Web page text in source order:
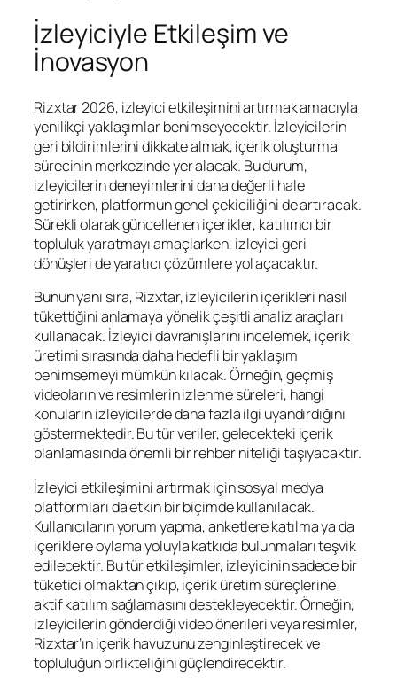
İzleyiciyle Etkileşim ve
İnovasyon
Rizxtar 2026, izleyici etkileşimini artırmak amacıyla
yenilikçi yaklaşımlar benimseyecektir. İzleyicilerin
geri bildirimlerini dikkate almak, içerik oluşturma
sürecinin merkezinde yer alacak. Bu durum,
izleyicilerin deneyimlerini daha değerli hale
getirirken, platformun genel çekiciliğini de artıracak.
Sürekli olarak güncellenen içerikler, katılımcı bir
topluluk yaratmayı amaçlarken, izleyici geri
dönüşleri de yaratıcı çözümlere yol açacaktır.
Bunun yanı sıra, Rizxtar, izleyicilerin içerikleri nasıl
tükettiğini anlamaya yönelik çeşitli analiz araçları
kullanacak. İzleyici davranışlarını incelemek, içerik
üretimi sırasında daha hedefli bir yaklaşım
benimsemeyi mümkün kılacak. Örneğin, geçmiş
videoların ve resimlerin izlenme süreleri, hangi
konuların izleyicilerde daha fazla ilgi uyandırdığını
göstermektedir. Bu tür veriler, gelecekteki içerik
planlamasında önemli bir rehber niteliği taşıyacaktır.
İzleyici etkileşimini artırmak için sosyal medya
platformları da etkin bir biçimde kullanılacak.
Kullanıcıların yorum yapma, anketlere katılma ya da
içeriklere oylama yoluyla katkıda bulunmaları teşvik
edilecektir. Bu tür etkileşimler, izleyicinin sadece bir
tüketici olmaktan çıkıp, içerik üretim süreçlerine
aktif katılım sağlamasını destekleyecektir. Örneğin,
izleyicilerin gönderdiği video önerileri veya resimler,
Rizxtar’ın içerik havuzunu zenginleştirecek ve
topluluğun birlikteliğini güçlendirecektir.